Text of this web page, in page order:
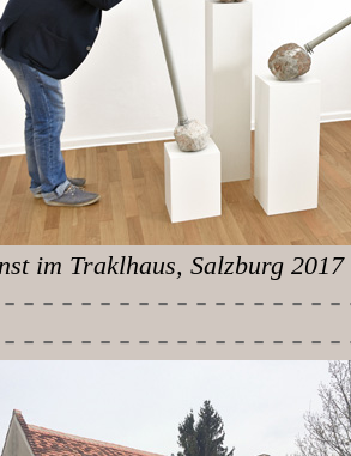
im